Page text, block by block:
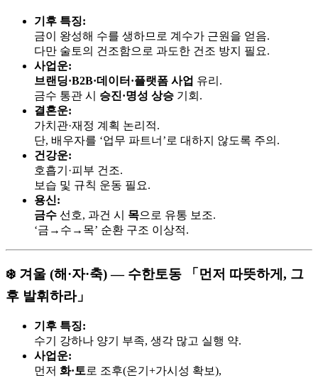
기후 특징:
금이 왕성해 수를 생하므로 계수가 근원을 얻음.
다만 술토의 건조함으로 과도한 건조 방지 필요.
사업운:
브랜딩·B2B·데이터·플랫폼 사업 유리.
금수 통관 시 승진·명성 상승 기회.
결혼운:
가치관·재정 계획 논리적.
단, 배우자를 ‘업무 파트너’로 대하지 않도록 주의.
건강운:
호흡기·피부 건조.
보습 및 규칙 운동 필요.
용신:
금수 선호, 과건 시 목으로 유통 보조.
‘금→수→목’ 순환 구조 이상적.
❄️ 겨울 (해·자·축) — 수한토동 「먼저 따뜻하게, 그
후 발휘하라」
기후 특징:
수기 강하나 양기 부족, 생각 많고 실행 약.
사업운:
먼저 화·토로 조후(온기+가시성 확보),